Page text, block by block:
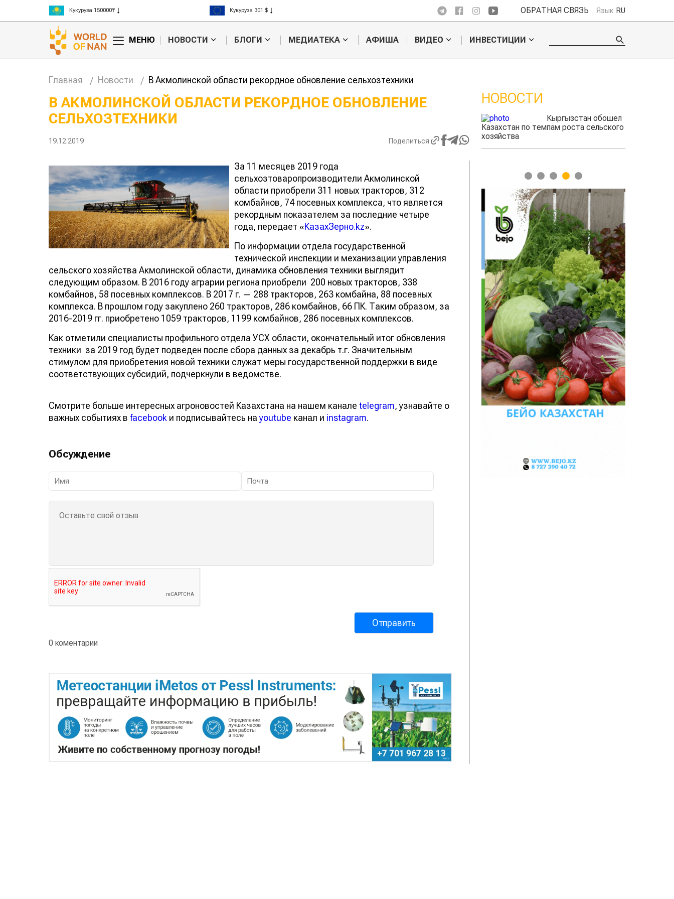
Кукуруза 150000₸
Рис 300000₸
Пшеница 3 класс 125000₸
Кукуруза 301 $
Рис 408 $
ОБРАТНАЯ СВЯЗЬ Язык RU
МЕНЮ НОВОСТИ БЛОГИ МЕДИАТЕКА АФИША ВИДЕО ИНВЕСТИЦИИ
Главная Новости В Акмолинской области рекордное обновление сельхозтехники
В АКМОЛИНСКОЙ ОБЛАСТИ РЕКОРДНОЕ ОБНОВЛЕНИЕ
СЕЛЬХОЗТЕХНИКИ
19.12.2019 Поделиться
За 11 месяцев 2019 года
сельхозтоваропроизводители Акмолинской
области приобрели 311 новых тракторов, 312
комбайнов, 74 посевных комплекса, что является
рекордным показателем за последние четыре
года, передает «КазахЗерно.kz».
По информации отдела государственной
технической инспекции и механизации управления
сельского хозяйства Акмолинской области, динамика обновления техники выглядит
следующим образом. В 2016 году аграрии региона приобрели 200 новых тракторов, 338
комбайнов, 58 посевных комплексов. В 2017 г. — 288 тракторов, 263 комбайна, 88 посевных
комплекса. В прошлом году закуплено 260 тракторов, 286 комбайнов, 66 ПК. Таким образом, за
2016-2019 гг. приобретено 1059 тракторов, 1199 комбайнов, 286 посевных комплексов.
Как отметили специалисты профильного отдела УСХ области, окончательный итог обновления
техники за 2019 год будет подведен после сбора данных за декабрь т.г. Значительным
стимулом для приобретения новой техники служат меры государственной поддержки в виде
соответствующих субсидий, подчеркнули в ведомстве.
Смотрите больше интересных агроновостей Казахстана на нашем канале telegram, узнавайте о
важных событиях в facebook и подписывайтесь наyoutube канал и instagram.
Обсуждение
0 коментарии
НОВОСТИ
Жара в Китае может
Казахстанское
Кыргызстан обошел
Казахстан по темпам роста сельского
хозяйства
Ученые нашли
способ повысить
1 2 3 4 5